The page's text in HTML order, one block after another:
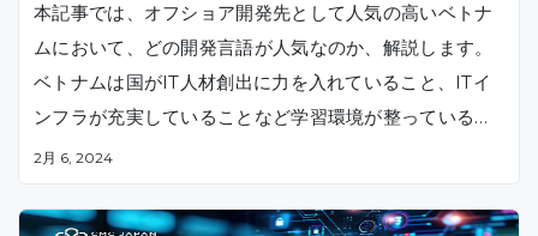
本記事では、オフショア開発先として人気の高いベトナ
ムにおいて、どの開発言語が人気なのか、解説します。
ベトナムは国がIT人材創出に力を入れていること、ITイ
ンフラが充実していることなど学習環境が整っているた
め、立身出世に役立つプログラミング技能を積極的に学
でしょう。
2月 6, 2024